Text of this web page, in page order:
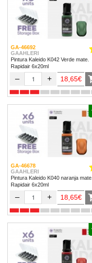
GA-46692
GAAHLERI
Pintura Kaleido K042 Verde mate.
Rapidair 6x20ml
– + 18,65€
GA-46678
GAAHLERI
Pintura Kaleido K040 naranja mate.
Rapidair 6x20ml
– + 18,65€